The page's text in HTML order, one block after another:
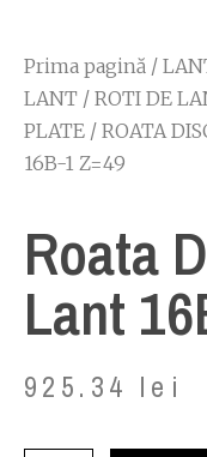
Prima pagină /
LANT / ROTI DE
PLATE / ROATA
16B-1 Z=49
Roata
Lant
925.34 lei